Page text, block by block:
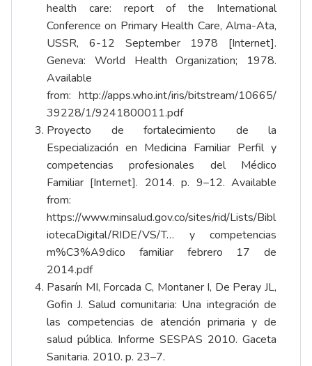
health care: report of the International
Conference on Primary Health Care, Alma-Ata,
USSR, 6-12 September 1978 [Internet].
Geneva: World Health Organization; 1978.
Available
from: http://apps.who.int/iris/bitstream/10665/
39228/1/9241800011.pdf
Proyecto de fortalecimiento de la
Especialización en Medicina Familiar Perfil y
competencias profesionales del Médico
Familiar [Internet]. 2014. p. 9–12. Available
from:
https://www.minsalud.gov.co/sites/rid/Lists/Bibl
iotecaDigital/RIDE/VS/T… y competencias
m%C3%A9dico familiar febrero 17 de
2014.pdf
Pasarín MI, Forcada C, Montaner I, De Peray JL,
Gofin J. Salud comunitaria: Una integración de
las competencias de atención primaria y de
salud pública. Informe SESPAS 2010. Gaceta
Sanitaria. 2010. p. 23–7.